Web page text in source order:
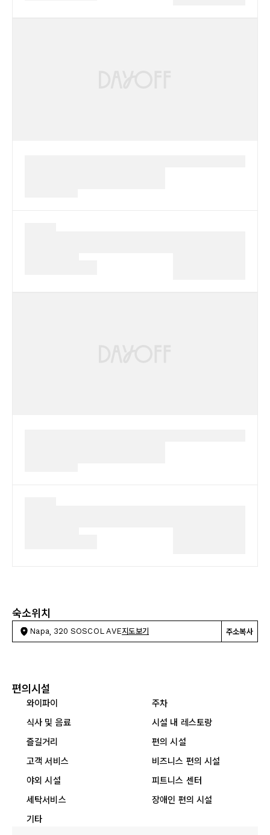
숙소위치
Napa, 320 SOSCOL AVE지도보기 주소복사
편의시설
와이파이
주차
식사 및 음료
시설 내 레스토랑
즐길거리
편의 시설
고객 서비스
비즈니스 편의 시설
야외 시설
피트니스 센터
세탁서비스
장애인 편의 시설
기타